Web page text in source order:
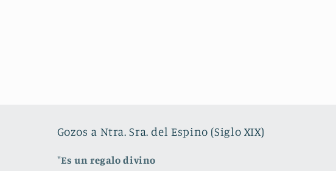
Gozos a Ntra. Sra. del Espino (Siglo XIX)
"Es un regalo divino